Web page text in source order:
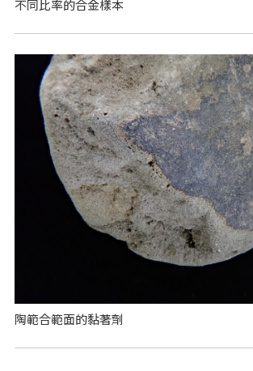
不同比率的合金樣本
陶範合範面的黏著劑